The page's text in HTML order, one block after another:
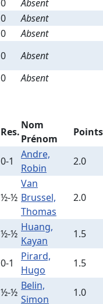
0
Absent
0
Absent
0
Absent
0
Absent
0
Absent
Res.
Nom
Prénom
Points
0-1
Andre,
Robin
2.0
½-½
Van
Brussel,
Thomas
2.0
½-½
Huang,
Kayan
1.5
0-1
Pirard,
Hugo
1.5
½-½
Belin,
Simon
1.0